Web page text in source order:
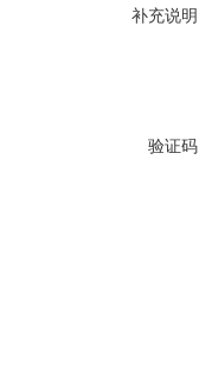
补充说
验证